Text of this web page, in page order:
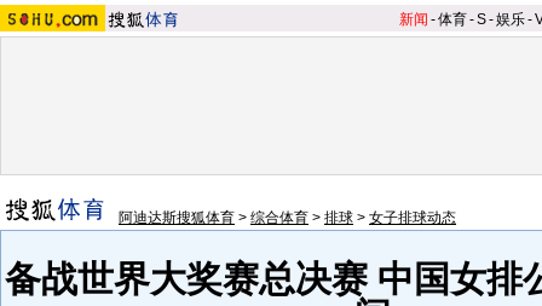
新闻 -体育-S-娱乐-
阿迪达斯搜狐体育 > 综合体育 > 排球 > 女子排球动态
备战世界大奖赛总决赛 中国女排